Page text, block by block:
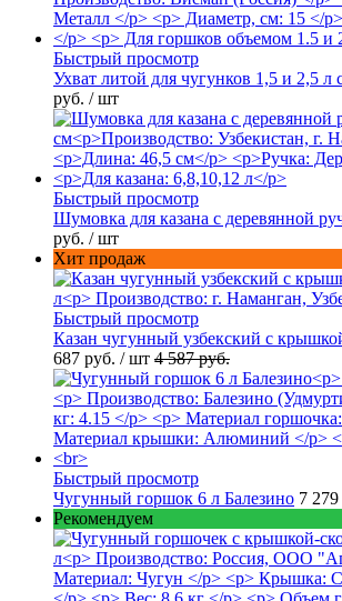
Быстрый просмотр
Ухват литой для чугунков 1,5 и 2,5 л
руб. / шт
Быстрый просмотр
Шумовка для казана с деревянной
руб. / шт
Хит продаж
Быстрый просмотр
Казан чугунный узбекский с
687 руб. / шт 4 587 руб.
Быстрый просмотр
Чугунный горшок 6 л Балезино 7
Рекомендуем